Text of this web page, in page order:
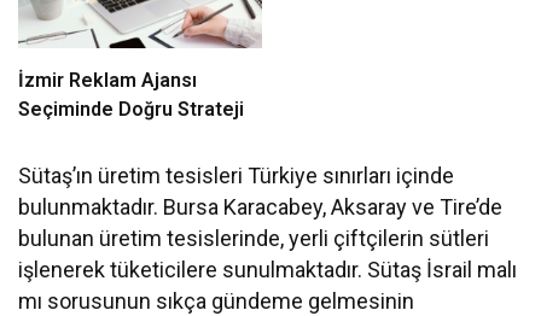
İzmir Reklam Ajansı
Seçiminde Doğru Strateji
Sütaş’ın üretim tesisleri Türkiye sınırları içinde
bulunmaktadır. Bursa Karacabey, Aksaray ve Tire’de
bulunan üretim tesislerinde, yerli çiftçilerin sütleri
işlenerek tüketicilere sunulmaktadır. Sütaş İsrail malı
mı sorusunun sıkça gündeme gelmesinin